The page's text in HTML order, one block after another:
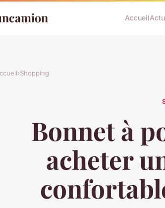
AccueilActu
›Shopping
Bonnet à
acheter